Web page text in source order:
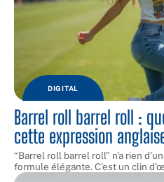
DIGITAL
Barrel roll barrel roll :
cette expression
“Barrel roll barrel roll” n'a rien
formule élégante. C'est un clin